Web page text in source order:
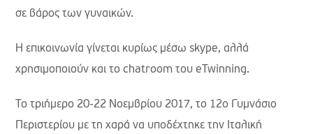
σε βάρος των γυναικών.
Η επικοινωνία γίνεται κυρίως μέσω skype, αλλά
χρησιμοποιούν και το chatroom του eTwinning.
Το τριήμερο 20-22 Νοεμβρίου 2017, το 12ο Γυμνάσιο
Περιστερίου με τη χαρά να υποδέχτηκε την Ιταλική